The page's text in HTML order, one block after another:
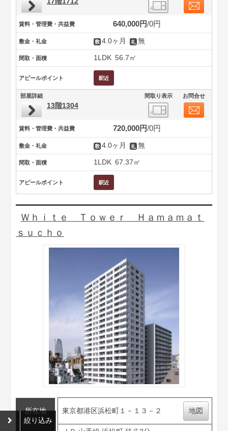
賃料・管理費・共益費 640,000円 0円
敷金・礼金 4.0ヶ月 無
間取・面積 1LDK 56.7㎡
アピールポイント
部屋詳細 間取り表示 お問合せ
13階1304
賃料・管理費・共益費 720,000円 0円
敷金・礼金 4.0ヶ月 無
間取・面積 1LDK 67.37㎡
アピールポイント
Ｗｈｉｔｅ Ｔｏｗｅｒ Ｈａｍａｍａｔ
ｓｕｃｈｏ
所在地 東京都港区浜松町１－１３－２ 地図
絞り込み